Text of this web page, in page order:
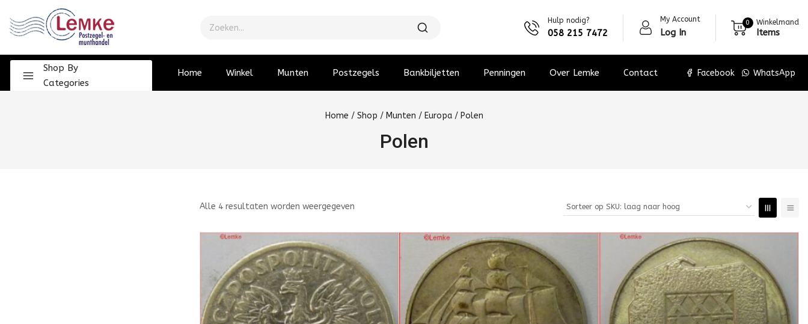
Hulp nodig?
058 215 7472
My Account
Log In
0 Winkelmand
Items
Shop By
Categories
Home Winkel Munten Postzegels Bankbiljetten Penningen Over Lemke Contact Facebook WhatsApp
Home / Shop / Munten / Europa / Polen
Polen
Alle 4 resultaten worden weergegeven